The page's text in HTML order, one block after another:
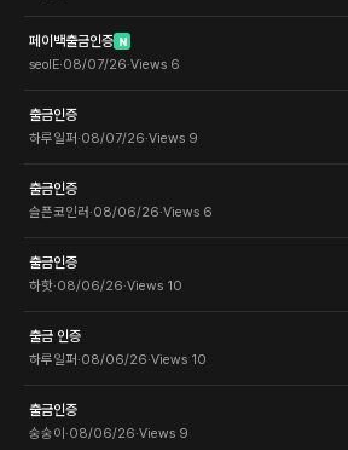
페이백출금인증 N
seolE·08/07/26·Views 6
출금인증
하루일퍼·08/07/26·Views 9
출금인증
슬픈코인러·08/06/26·Views 6
출금인증
하핫·08/06/26·Views 10
출금 인증
하루일퍼·08/06/26·Views 10
출금인증
숭숭이·08/06/26·Views 9